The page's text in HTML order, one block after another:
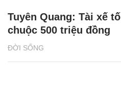
ĐỜI SỐNG
Tuyên Quang: Tài xế
chuộc 500 triệu đồng